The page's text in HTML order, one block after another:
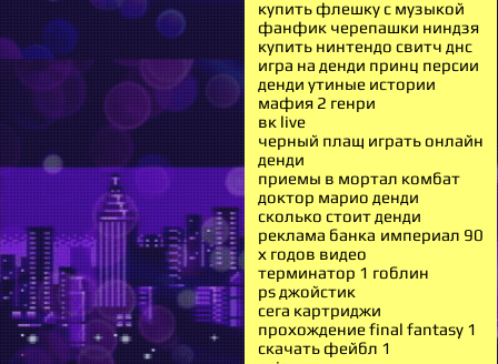
купить флешку с музыкой
фанфик черепашки ниндзя
купить нинтендо свитч днс
игра на денди принц персии
денди утиные истории
мафия 2 генри
вк live
черный плащ играть онлайн
денди
приемы в мортал комбат
доктор марио денди
сколько стоит денди
реклама банка империал 90
х годов видео
терминатор 1 гоблин
ps джойстик
сега картриджи
прохождение final fantasy 1
скачать фейбл 1